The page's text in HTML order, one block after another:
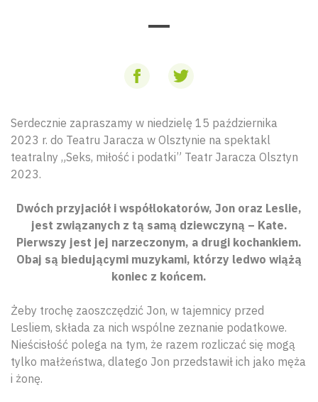
Serdecznie zapraszamy w niedzielę 15 października
2023 r. do Teatru Jaracza w Olsztynie na spektakl
teatralny „Seks, miłość i podatki” Teatr Jaracza Olsztyn
2023.
Dwóch przyjaciół i współlokatorów, Jon oraz Leslie,
jest związanych z tą samą dziewczyną – Kate.
Pierwszy jest jej narzeczonym, a drugi kochankiem.
Obaj są biedującymi muzykami, którzy ledwo wiążą
koniec z końcem.
Żeby trochę zaoszczędzić Jon, w tajemnicy przed
Lesliem, składa za nich wspólne zeznanie podatkowe.
Nieścisłość polega na tym, że razem rozliczać się mogą
tylko małżeństwa, dlatego Jon przedstawił ich jako męża
i żonę.